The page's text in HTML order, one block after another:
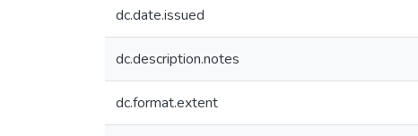
dc.date.issued
dc.description.notes
dc.format.extent